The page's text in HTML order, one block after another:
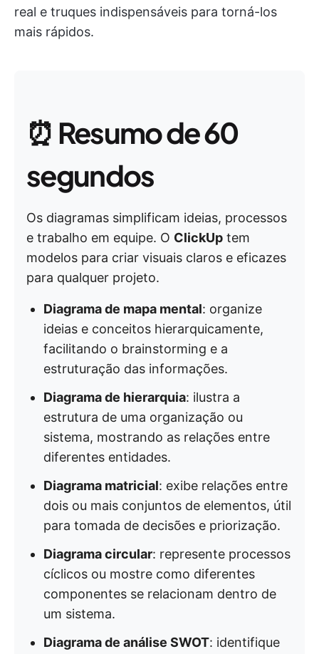
real e truques indispensáveis para torná-los
mais rápidos.
⏰ Resumo de 60
segundos
Os diagramas simplificam ideias, processos
e trabalho em equipe. O ClickUp tem
modelos para criar visuais claros e eficazes
para qualquer projeto.
Diagrama de mapa mental: organize
ideias e conceitos hierarquicamente,
facilitando o brainstorming e a
estruturação das informações.
Diagrama de hierarquia: ilustra a
estrutura de uma organização ou
sistema, mostrando as relações entre
diferentes entidades.
Diagrama matricial: exibe relações entre
dois ou mais conjuntos de elementos, útil
para tomada de decisões e priorização.
Diagrama circular: represente processos
cíclicos ou mostre como diferentes
componentes se relacionam dentro de
um sistema.
Diagrama de análise SWOT: identifique